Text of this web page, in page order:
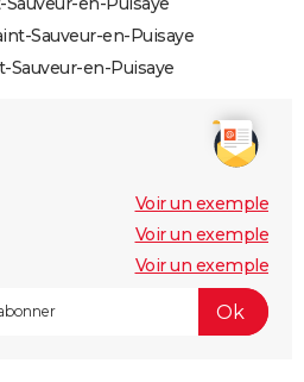
Sauveur-en-Puisaye
Sauveur-en-Puisaye
Voir un exemple
Voir un exemple
Voir un exemple